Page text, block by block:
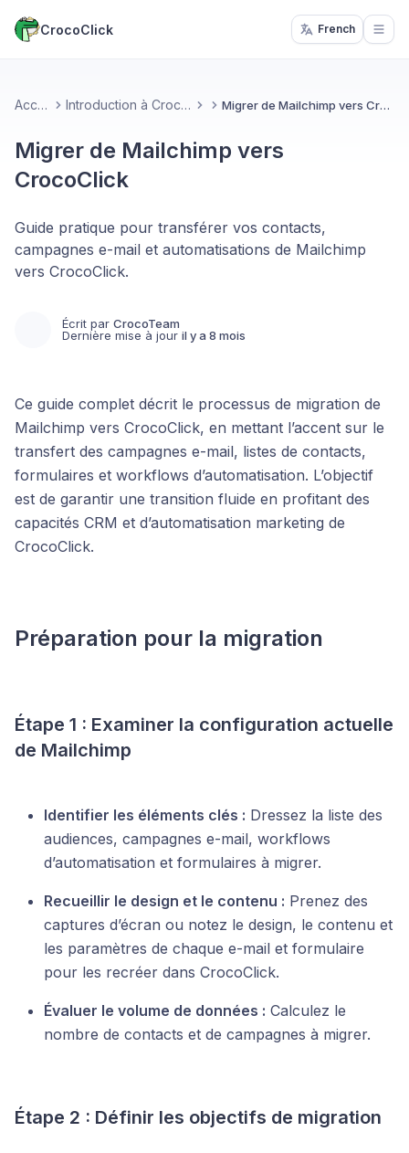
CrocoClick French
Accueil Introduction à CrocoClick Migrer de Mailchimp vers CrocoClick
Migrer de Mailchimp vers
CrocoClick
Guide pratique pour transférer vos contacts,
campagnes e-mail et automatisations de Mailchimp
vers CrocoClick.
Écrit par CrocoTeam
Dernière mise à jour il y a 8 mois
Ce guide complet décrit le processus de migration de
Mailchimp vers CrocoClick, en mettant l’accent sur le
transfert des campagnes e-mail, listes de contacts,
formulaires et workflows d’automatisation. L’objectif
est de garantir une transition fluide en profitant des
capacités CRM et d’automatisation marketing de
CrocoClick.
Préparation pour la migration
Étape 1 : Examiner la configuration actuelle
de Mailchimp
Identifier les éléments clés : Dressez la liste des
audiences, campagnes e-mail, workflows
d’automatisation et formulaires à migrer.
Recueillir le design et le contenu : Prenez des
captures d’écran ou notez le design, le contenu et
les paramètres de chaque e-mail et formulaire
pour les recréer dans CrocoClick.
Évaluer le volume de données : Calculez le
nombre de contacts et de campagnes à migrer.
Étape 2 : Définir les objectifs de migration